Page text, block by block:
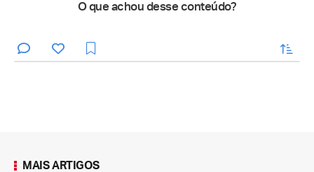
O que achou desse conteúdo?
enviar
MAIS ARTIGOS